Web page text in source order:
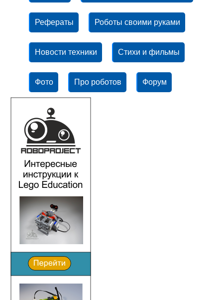
Рефераты Роботы своими руками
Новости техники Стихи и фильмы
Фото Про роботов Форум